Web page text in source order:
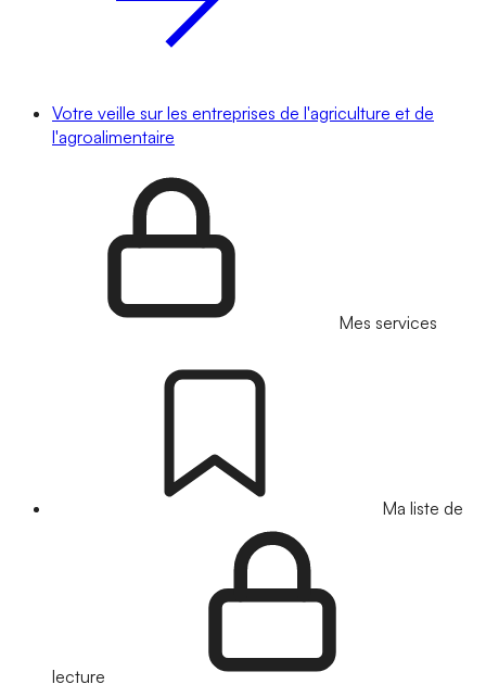
Votre veille sur les entreprises de l'agriculture et de
l'agroalimentaire
Mes services
Ma liste de
lecture